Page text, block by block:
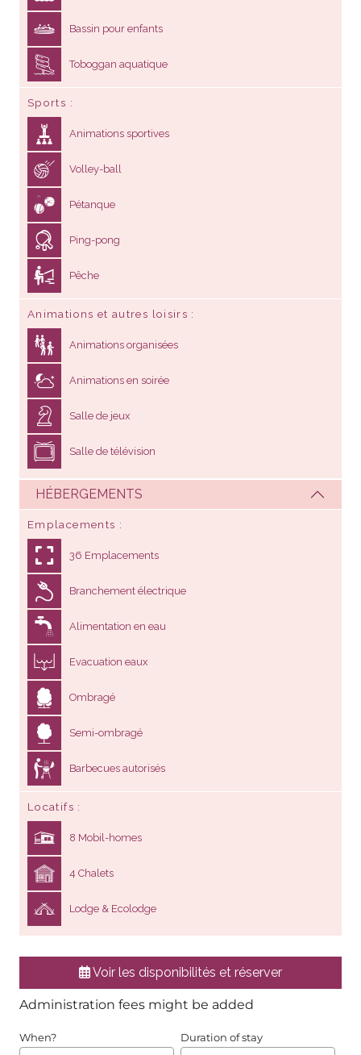
Bassin pour enfants
Toboggan aquatique
Sports
Animations sportives
Volley-ball
Pétanque
Ping-pong
Pêche
Animations et autres loisirs
Animations organisées
Animations en soirée
Salle de jeux
Salle de télévision
HÉBERGEMENTS
Emplacements
36 Emplacements
Branchement électrique
Alimentation en eau
Evacuation eaux
Ombragé
Semi-ombragé
Barbecues autorisés
Locatifs
8 Mobil-homes
4 Chalets
Lodge & Ecolodge
Voir les disponibilités et réserver